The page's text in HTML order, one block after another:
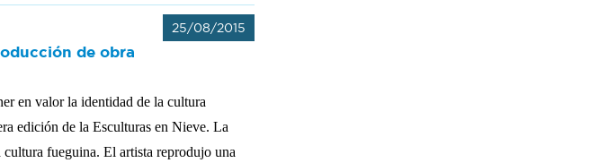
25/08/2015
de obra
en valor la identidad de la cultura
edición de la Esculturas en Nieve. La
fueguina. El artista reprodujo una